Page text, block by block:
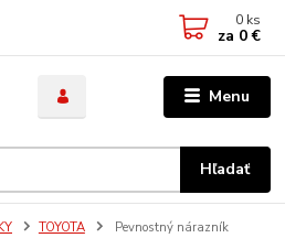
Menu
Hľadať
0 ks
za 0 €
TOYOTA
Pevnostný nárazník